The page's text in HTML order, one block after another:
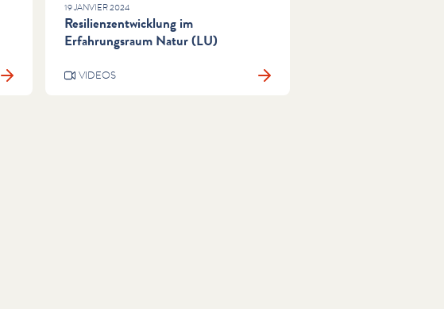
19 JANVIER 2024
Resilienzentwicklung im
Erfahrungsraum Natur (LU)
VIDEOS